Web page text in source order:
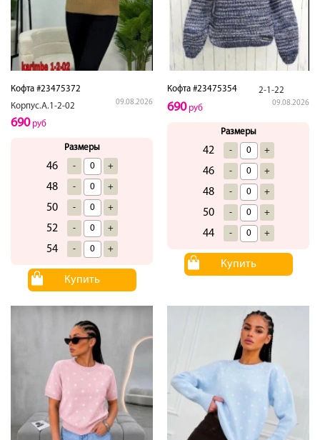
Кофта #23475372
Корпус.А.1-2-02
09.08.2026
690руб
Размеры
46 - +
48 - +
50 - +
52 - +
54 - +
Купить
Кофта #23475354 2-1-22
09.08.2026
690руб
Размеры
42 - +
46 - +
48 - +
50 - +
44 - +
Купить